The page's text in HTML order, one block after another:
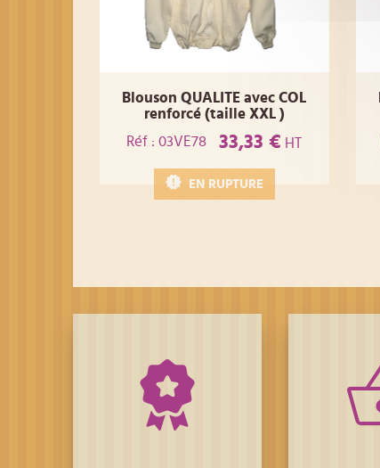
Blouson QUALITE avec COL
renforcé (taille XXL )
Réf : 03VE78
33,33 € HT
EN RUPTURE